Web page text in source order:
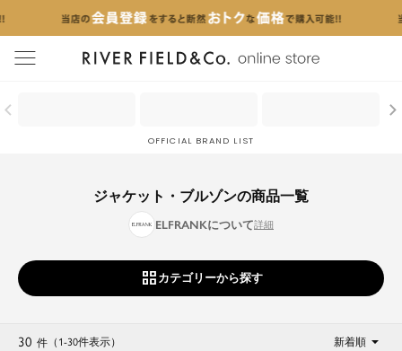
menu
OFFICIAL BRAND LIST
ジャケット・ブルゾンの商品一覧
ELFRANKについて
カテゴリーから探す
30 件 （1-30件表示） 新着順